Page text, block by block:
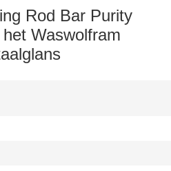
Rod Bar Purity
Waswolfram